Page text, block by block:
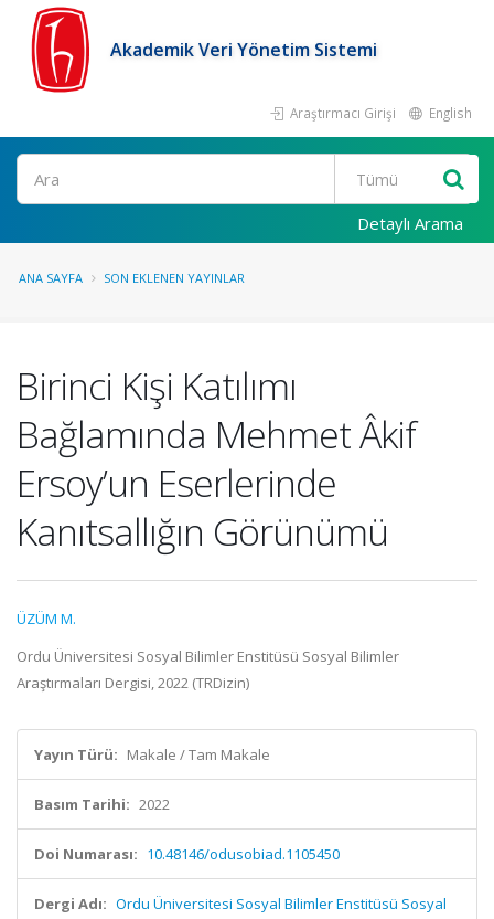
Akademik Veri Yönetim Sistemi
Araştırmacı Girişi English
Ara
Detaylı Arama
ANA SAYFA SON EKLENEN YAYINLAR
Birinci Kişi Katılımı
Bağlamında Mehmet Âkif
Ersoy’un Eserlerinde
Kanıtsallığın Görünümü
ÜZÜM M.
Ordu Üniversitesi Sosyal Bilimler Enstitüsü Sosyal Bilimler
Araştırmaları Dergisi, 2022 (TRDizin)
Yayın Türü: Makale / Tam Makale
Basım Tarihi: 2022
Doi Numarası: 10.48146/odusobiad.1105450
Dergi Adı: Ordu Üniversitesi Sosyal Bilimler Enstitüsü Sosyal